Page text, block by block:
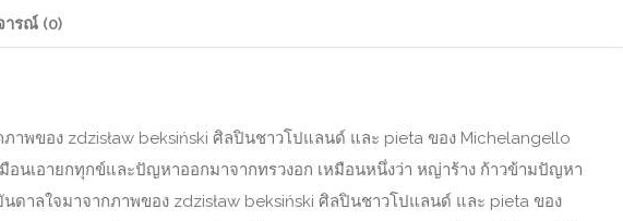
ารณ์ (0)
าพของ zdzisław beksiński ศิลปินชาวโปแลนด์ และ pieta ของ Michelangello
มือนเอายกทุกข์และปัญหาออกมาจากทรวงอก เหมือนหนึ่งว่า หญ่าร้าง ก้าวข้ามปัญหา
ดาลใจมาจากภาพของ zdzisław beksiński ศิลปินชาวโปแลนด์ และ pieta ของ